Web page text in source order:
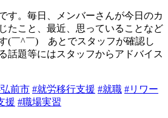
す。毎日、メンバーさんが今日のカ
たこと、最近、思っていることなど
(￣^￣)ゞあとでスタッフが確認し
話題等にはスタッフからアドバイス
前市 #就労移行支援 #就職 #リワー
援 #職場実習